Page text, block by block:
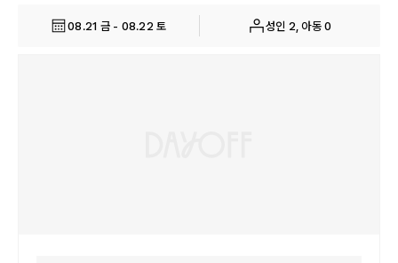
08.21 금 - 08.22 토 성인 2, 아동 0